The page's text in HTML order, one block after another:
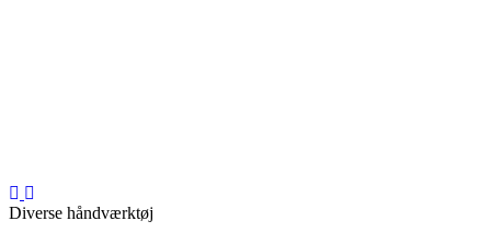
Diverse håndværktøj